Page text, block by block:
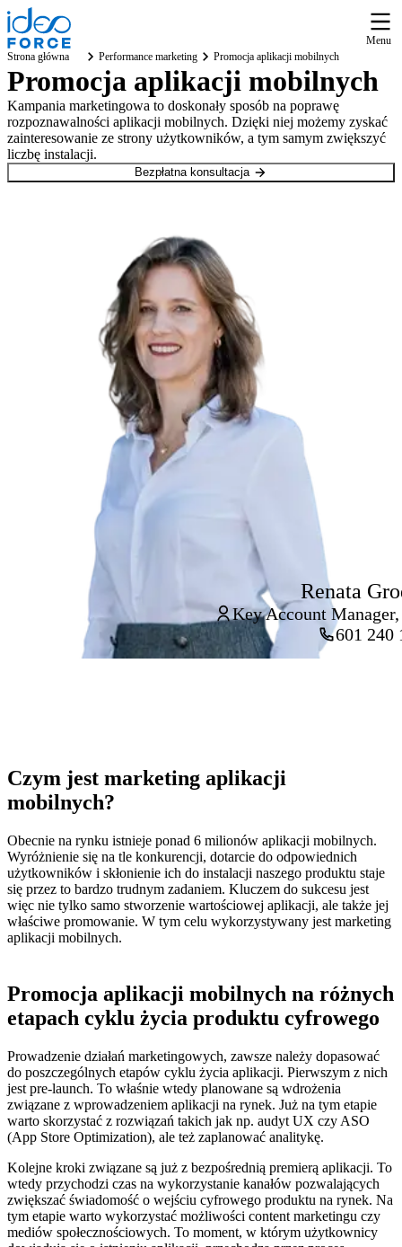
Menu
Strona główna
Performance marketing Promocja aplikacji mobilnych
Promocja aplikacji mobilnych
Kampania marketingowa to doskonały sposób na poprawę
rozpoznawalności aplikacji mobilnych. Dzięki niej możemy zyskać
zainteresowanie ze strony użytkowników, a tym samym zwiększyć
liczbę instalacji.
Bezpłatna konsultacja
Renata
Key Account
601 240
Czym jest marketing aplikacji
mobilnych?
Obecnie na rynku istnieje ponad 6 milionów aplikacji mobilnych.
Wyróżnienie się na tle konkurencji, dotarcie do odpowiednich
użytkowników i skłonienie ich do instalacji naszego produktu staje
się przez to bardzo trudnym zadaniem. Kluczem do sukcesu jest
więc nie tylko samo stworzenie wartościowej aplikacji, ale także jej
właściwe promowanie. W tym celu wykorzystywany jest marketing
aplikacji mobilnych.
Promocja aplikacji mobilnych na różnych
etapach cyklu życia produktu cyfrowego
Prowadzenie działań marketingowych, zawsze należy dopasować
do poszczególnych etapów cyklu życia aplikacji. Pierwszym z nich
jest pre-launch. To właśnie wtedy planowane są wdrożenia
związane z wprowadzeniem aplikacji na rynek. Już na tym etapie
warto skorzystać z rozwiązań takich jak np. audyt UX czy ASO
(App Store Optimization), ale też zaplanować analitykę.
Kolejne kroki związane są już z bezpośrednią premierą aplikacji. To
wtedy przychodzi czas na wykorzystanie kanałów pozwalających
zwiększać świadomość o wejściu cyfrowego produktu na rynek. Na
tym etapie warto wykorzystać możliwości content marketingu czy
mediów społecznościowych. To moment, w którym użytkownicy